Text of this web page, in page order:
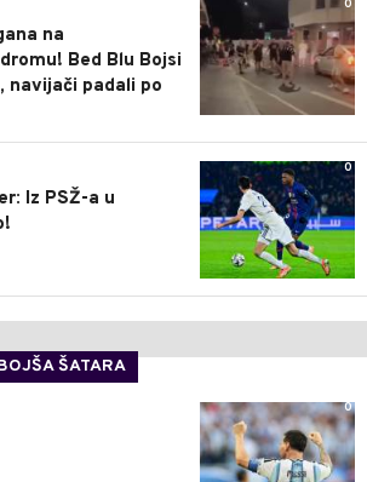
0
na
Bed Blu Bojsi
navijači padali po
0
Iz PSŽ-a u
ŠATARA
0